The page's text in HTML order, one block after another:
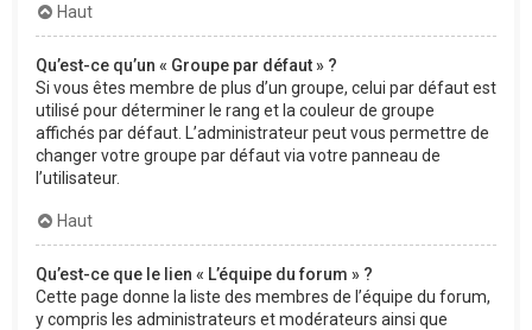
Haut
Qu’est-ce qu’un « Groupe par défaut » ?
Si vous êtes membre de plus d’un groupe, celui par défaut est
utilisé pour déterminer le rang et la couleur de groupe
affichés par défaut. L’administrateur peut vous permettre de
changer votre groupe par défaut via votre panneau de
l’utilisateur.
Haut
Qu’est-ce que le lien « L’équipe du forum » ?
Cette page donne la liste des membres de l’équipe du forum,
y compris les administrateurs et modérateurs ainsi que